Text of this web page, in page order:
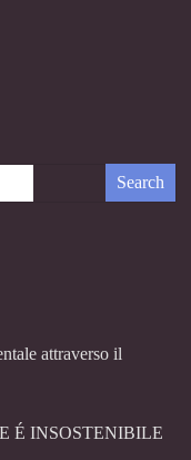
attraverso il
É INSOSTENIBILE